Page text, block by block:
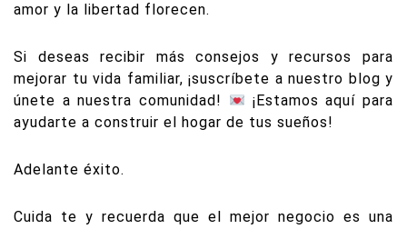
amor y la libertad florecen.
Si deseas recibir más consejos y recursos para
mejorar tu vida familiar, ¡suscríbete a nuestro blog y
únete a nuestra comunidad!
¡Estamos aquí para
ayudarte a construir el hogar de tus sueños!
Adelante éxito.
Cuida te y recuerda que el mejor negocio es una